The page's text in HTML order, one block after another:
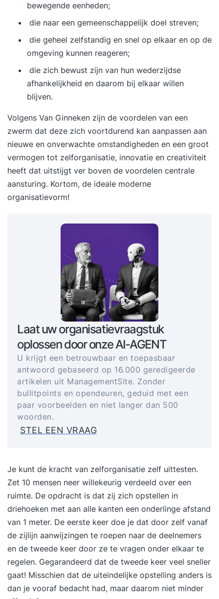
bewegende eenheden;
­ die naar een gemeenschappelijk doel streven;
­ die geheel zelfstandig en snel op elkaar en op de
omgeving kunnen reageren;
­ die zich bewust zijn van hun wederzijdse
afhankelijkheid en daarom bij elkaar willen
blijven.
Volgens Van Ginneken zijn de voordelen van een
zwerm dat deze zich voortdurend kan aanpassen aan
nieuwe en onverwachte omstandigheden en een groot
vermogen tot zelforganisatie, innovatie en creativiteit
heeft dat uitstijgt ver boven de voordelen centrale
aansturing. Kortom, de ideale moderne
organisatievorm!
Laat uw organisatievraagstuk
oplossen door onze AI-AGENT
U krijgt een betrouwbaar en toepasbaar
antwoord gebaseerd op 16.000 geredigeerde
artikelen uit ManagementSite. Zonder
bullitpoints en opendeuren, geduid met een
paar voorbeelden en niet langer dan 500
woorden.
STEL EEN VRAAG
Je kunt de kracht van zelforganisatie zelf uittesten.
Zet 10 mensen neer willekeurig verdeeld over een
ruimte. De opdracht is dat zij zich opstellen in
driehoeken met aan alle kanten een onderlinge afstand
van 1 meter. De eerste keer doe je dat door zelf vanaf
de zijlijn aanwijzingen te roepen naar de deelnemers
en de tweede keer door ze te vragen onder elkaar te
regelen. Gegarandeerd dat de tweede keer veel sneller
gaat! Misschien dat de uiteindelijke opstelling anders is
dan je vooraf bedacht had, maar daarom niet minder